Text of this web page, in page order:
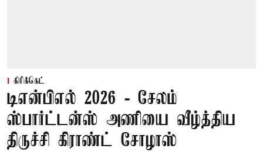
கிரிக்கெட்
டிஎன்பிஎல் 2026 - சேலம்
ஸ்பார்ட்டன்ஸ் அணியை வீழ்த்திய
திருச்சி கிராண்ட் சோழாஸ்